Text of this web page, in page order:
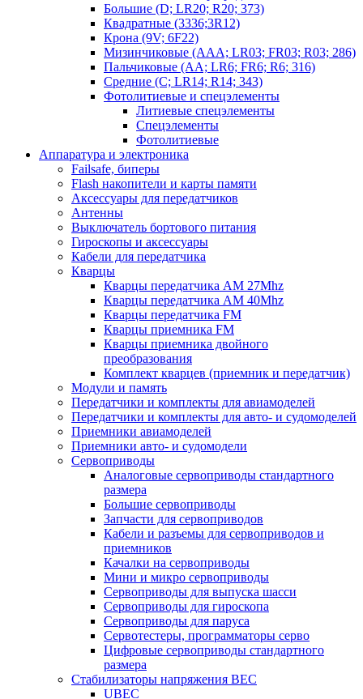
Большие (D; LR20; R20; 373)
Квадратные (3336;3R12)
Крона (9V; 6F22)
Мизинчиковые (AAA; LR03; FR03; R03; 286)
Пальчиковые (AA; LR6; FR6; R6; 316)
Средние (C; LR14; R14; 343)
Фотолитиевые и спецэлементы
Литиевые спецэлементы
Спецэлементы
Фотолитиевые
Аппаратура и электроника
Failsafe, биперы
Flash накопители и карты памяти
Аксессуары для передатчиков
Антенны
Выключатель бортового питания
Гироскопы и аксессуары
Кабели для передатчика
Кварцы
Кварцы передатчика AM 27Mhz
Кварцы передатчика AM 40Mhz
Кварцы передатчика FM
Кварцы приемника FM
Кварцы приемника двойного
преобразования
Комплект кварцев (приемник и передатчик)
Модули и память
Передатчики и комплекты для авиамоделей
Передатчики и комплекты для авто- и судомоделей
Приемники авиамоделей
Приемники авто- и судомодели
Сервоприводы
Аналоговые сервоприводы стандартного
размера
Большие сервоприводы
Запчасти для сервоприводов
Кабели и разъемы для сервоприводов и
приемников
Качалки на сервоприводы
Мини и микро сервоприводы
Сервоприводы для выпуска шасси
Сервоприводы для гироскопа
Сервоприводы для паруса
Сервотестеры, программаторы серво
Цифровые сервоприводы стандартного
размера
Стабилизаторы напряжения BEC
UBEC